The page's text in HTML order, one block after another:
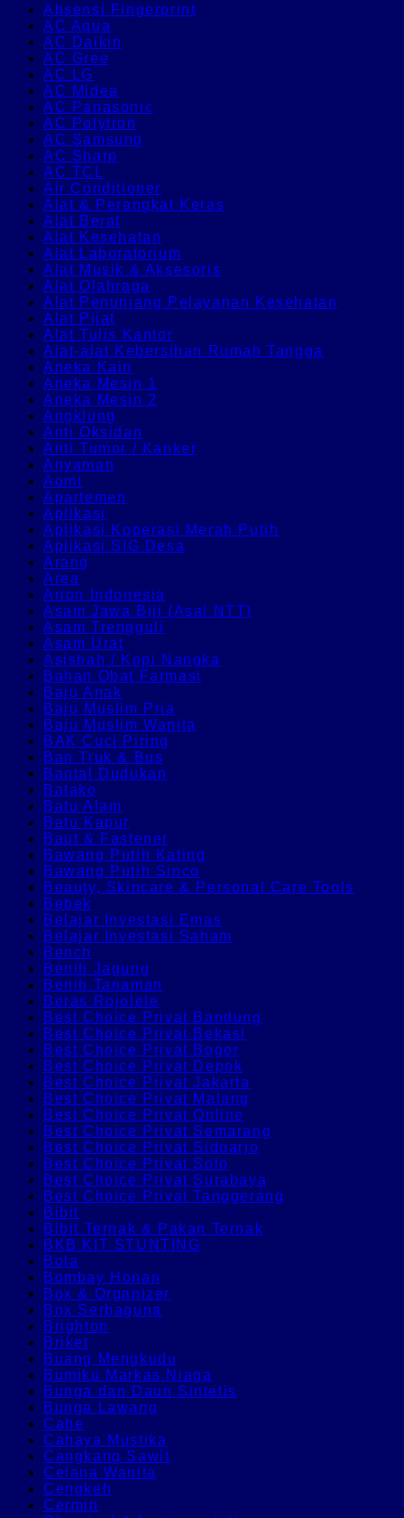
Absensi Fingerprint
AC Aqua
AC Daikin
AC Gree
AC LG
AC Midea
AC Panasonic
AC Polytron
AC Samsung
AC Sharp
AC TCL
Air Conditioner
Alat & Perangkat Keras
Alat Berat
Alat Kesehatan
Alat Laboratorium
Alat Musik & Aksesoris
Alat Olahraga
Alat Penunjang Pelayanan Kesehatan
Alat Pijat
Alat Tulis Kantor
Alat-alat Kebersihan Rumah Tangga
Aneka Kain
Aneka Mesin 1
Aneka Mesin 2
Angklung
Anti Oksidan
Anti Tumor / Kanker
Anyaman
Aomi
Apartemen
Aplikasi
Aplikasi Koperasi Merah Putih
Aplikasi SIG Desa
Arang
Area
Arion Indonesia
Asam Jawa Biji (Asal NTT)
Asam Trengguli
Asam Urat
Asishah / Kopi Nangka
Bahan Obat Farmasi
Baju Anak
Baju Muslim Pria
Baju Muslim Wanita
BAK Cuci Piring
Ban Truk & Bus
Bantal Dudukan
Batako
Batu Alam
Batu Kapur
Baut & Fastener
Bawang Putih Kating
Bawang Putih Sinco
Beauty, Skincare & Personal Care Tools
Bebek
Belajar Investasi Emas
Belajar Investasi Saham
Bench
Benih Jagung
Benih Tanaman
Beras Rojolele
Best Choice Privat Bandung
Best Choice Privat Bekasi
Best Choice Privat Bogor
Best Choice Privat Depok
Best Choice Privat Jakarta
Best Choice Privat Malang
Best Choice Privat Online
Best Choice Privat Semarang
Best Choice Privat Sidoarjo
Best Choice Privat Solo
Best Choice Privat Surabaya
Best Choice Privat Tanggerang
Bibit
Bibit Ternak & Pakan Ternak
BKB KIT STUNTING
Bola
Bombay Honan
Box & Organizer
Box Serbaguna
Brighton
Briket
Buang Mengkudu
Bumiku Markas Niaga
Bunga dan Daun Sintetis
Bunga Lawang
Cabe
Cahaya Mustika
Cangkang Sawit
Celana Wanita
Cengkeh
Cermin